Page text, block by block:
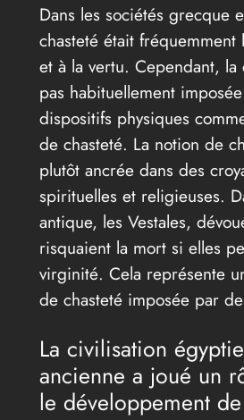
Dans les sociétés grecque
chasteté était
et à la vertu. Cependant, la
pas habituellement
dispositifs physiques
de chasteté. La notion de
plutôt ancrée dans des
spirituelles et religieuses.
antique, les Vestales,
risquaient la mort si elles
virginité. Cela représente
de chasteté imposée par
La civilisation
ancienne a joué un
le développement